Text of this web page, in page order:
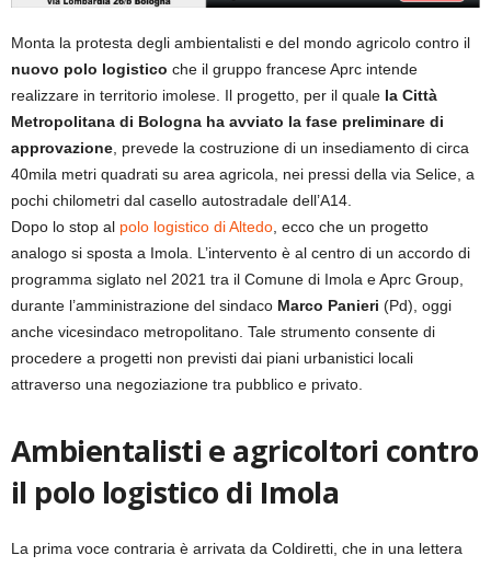
Monta la protesta degli ambientalisti e del mondo agricolo contro il
nuovo polo logistico che il gruppo francese Aprc intende
realizzare in territorio imolese. Il progetto, per il quale la Città
Metropolitana di Bologna ha avviato la fase preliminare di
approvazione, prevede la costruzione di un insediamento di circa
40mila metri quadrati su area agricola, nei pressi della via Selice, a
pochi chilometri dal casello autostradale dell’A14.
Dopo lo stop al polo logistico di Altedo, ecco che un progetto
analogo si sposta a Imola. L’intervento è al centro di un accordo di
programma siglato nel 2021 tra il Comune di Imola e Aprc Group,
durante l’amministrazione del sindaco Marco Panieri (Pd), oggi
anche vicesindaco metropolitano. Tale strumento consente di
procedere a progetti non previsti dai piani urbanistici locali
attraverso una negoziazione tra pubblico e privato.
Ambientalisti e agricoltori contro
il polo logistico di Imola
La prima voce contraria è arrivata da Coldiretti, che in una lettera